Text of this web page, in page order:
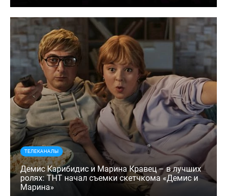
ТЕЛЕКАНАЛЫ
Демис Карибидис и Марина Кравец – в лучших
ролях: ТНТ начал съемки скетчкома «Демис и
Марина»